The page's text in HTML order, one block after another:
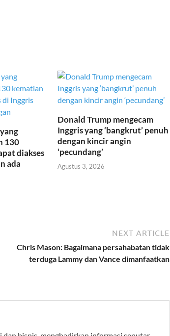
130
diakses
ada
Donald Trump mengecam
Inggris yang ‘bangkrut’ penuh
dengan kincir angin
‘pecundang’
Agustus 3, 2026
NEXT ARTICLE
Chris Mason: Bagaimana persahabatan tidak
terduga Lammy dan Vance dimanfaatkan